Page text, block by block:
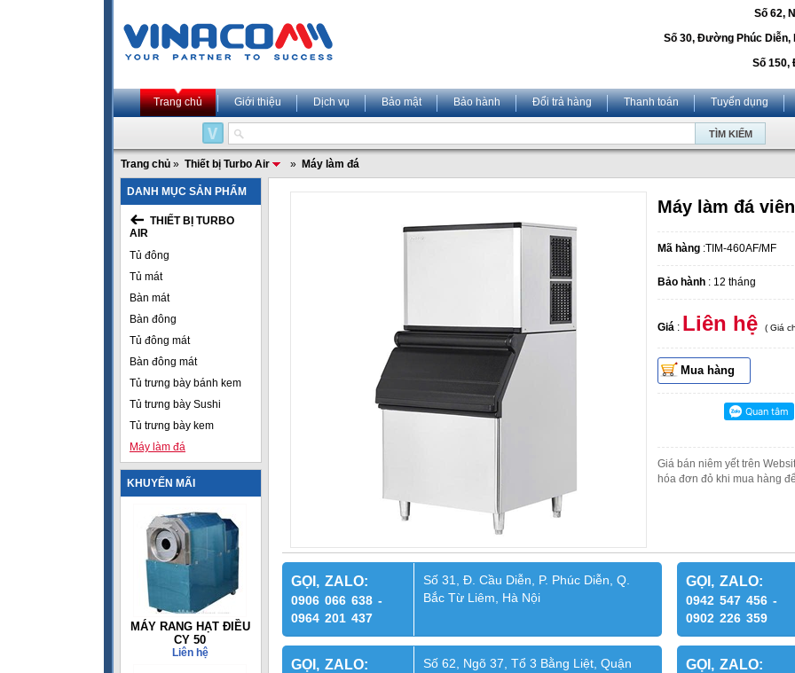
Số 62,
Số 30, Đường Phúc Diễn,
Số 150,
Trang chủ Giới thiệu Dịch vụ Bảo mật Bảo hành Đổi trả hàng Thanh toán Tuyển dụng
Trang chủ » Thiết bị Turbo Air » Máy làm đá
DANH MỤC SẢN PHẨM
THIẾT BỊ TURBO
AIR
Tủ đông
Tủ mát
Bàn mát
Bàn đông
Tủ đông mát
Bàn đông mát
Tủ trưng bày bánh kem
Tủ trưng bày Sushi
Tủ trưng bày kem
Máy làm đá
KHUYẾN MÃI
MÁY RANG HẠT ĐIỀU
CY 50
Liên hệ
Máy làm đá
Mã hàng :TIM-460AF/MF
Bảo hành : 12 tháng
Giá : Liên hệ ( Giá
Mua hàng
Giá bán niêm yết trên
hóa đơn đỏ khi mua hàng
GỌI, ZALO:
0906 066 638 -
0964 201 437
Số 31, Đ. Cầu Diễn, P. Phúc Diễn, Q.
Bắc Từ Liêm, Hà Nội
GỌI, ZALO:
0942 547 456 -
0902 226 359
GỌI, ZALO:
Số 62, Ngõ 37, Tổ 3 Bằng Liệt, Quận
GỌI, ZALO: